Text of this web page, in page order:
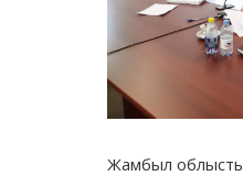
Жамбыл